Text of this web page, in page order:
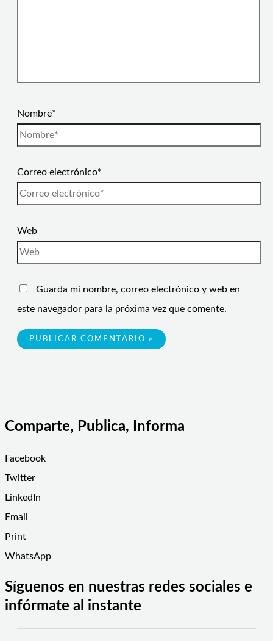
Nombre*
Correo electrónico*
Web
Guarda mi nombre, correo electrónico y web en
este navegador para la próxima vez que comente.
Comparte, Publica, Informa
Facebook
Twitter
LinkedIn
Email
Print
WhatsApp
Síguenos en nuestras redes sociales e
infórmate al instante